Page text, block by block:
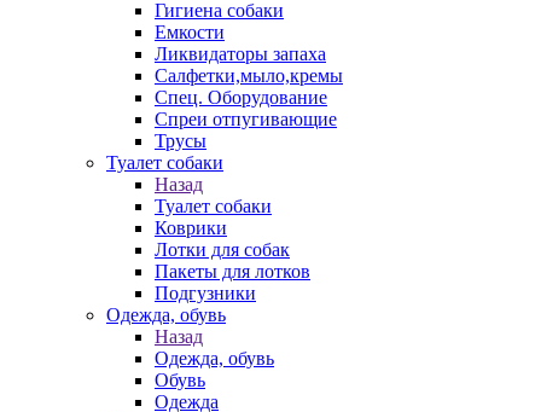
Гигиена собаки
Емкости
Ликвидаторы запаха
Салфетки,мыло,кремы
Спец. Оборудование
Спреи отпугивающие
Трусы
Туалет собаки
Назад
Туалет собаки
Коврики
Лотки для собак
Пакеты для лотков
Подгузники
Одежда, обувь
Назад
Одежда, обувь
Обувь
Одежда